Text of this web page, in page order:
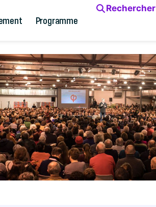
Programme
Rechercher